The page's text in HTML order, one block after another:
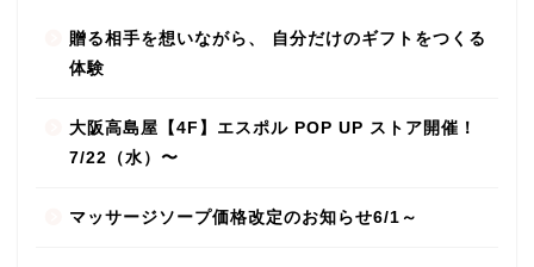
贈る相手を想いながら、 自分だけのギフトをつくる
体験
大阪高島屋【4F】エスポル POP UP ストア開催！
7/22（水）〜
マッサージソープ価格改定のお知らせ6/1～